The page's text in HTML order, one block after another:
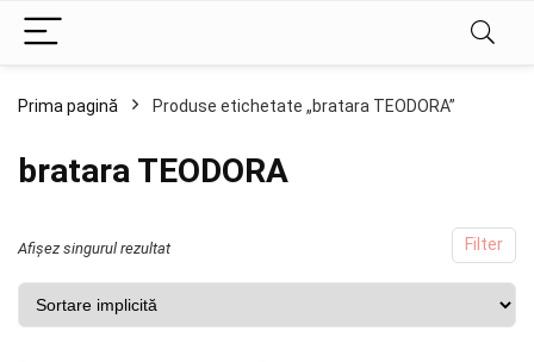
Prima pagină Produse etichetate „bratara TEODORA”
bratara TEODORA
Filter
Afișez singurul rezultat